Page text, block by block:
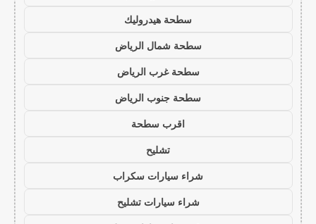
سطحة هيدروليك
سطحة شمال الرياض
سطحة غرب الرياض
سطحة جنوب الرياض
اقرب سطحة
تشليح
شراء سيارات سكراب
شراء سيارات تشليح